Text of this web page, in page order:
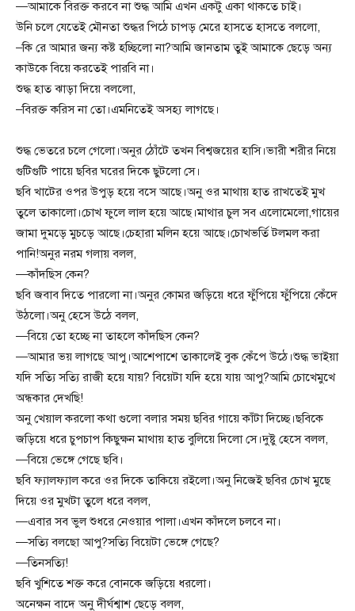
—আমাকে বিরক্ত করবে না শুদ্ধ আমি এখন একটু একা থাকতে চাই।
উনি চলে যেতেই মৌনতা শুদ্ধর পিঠে চাপড় মেরে হাসতে হাসতে বললো,
–কি রে আমার জন্য কষ্ট হচ্ছিলো না?আমি জানতাম তুই আমাকে ছেড়ে অন্য
কাউকে বিয়ে করতেই পারবি না।
শুদ্ধ হাত ঝাড়া দিয়ে বললো,
–বিরক্ত করিস না তো।এমনিতেই অসহ্য লাগছে।
শুদ্ধ ভেতরে চলে গেলো।অনুর ঠোঁটে তখন বিশ্বজয়ের হাসি।ভারী শরীর নিয়ে
গুটিগুটি পায়ে ছবির ঘরের দিকে ছুটলো সে।
ছবি খাটের ওপর উপুড় হয়ে বসে আছে।অনু ওর মাথায় হাত রাখতেই মুখ
তুলে তাকালো।চোখ ফুলে লাল হয়ে আছে।মাথার চুল সব এলোমেলো,গায়ের
জামা দুমড়ে মুচড়ে আছে।চেহারা মলিন হয়ে আছে।চোখভর্তি টলমল করা
পানি!অনুর নরম গলায় বলল,
—কাঁদছিস কেন?
ছবি জবাব দিতে পারলো না।অনুর কোমর জড়িয়ে ধরে ফুঁপিয়ে ফুঁপিয়ে কেঁদে
উঠলো।অনু হেসে উঠে বলল,
—বিয়ে তো হচ্ছে না তাহলে কাঁদছিস কেন?
—আমার ভয় লাগছে আপু।আশেপাশে তাকালেই বুক কেঁপে উঠে।শুদ্ধ ভাইয়া
যদি সত্যি সত্যি রাজী হয়ে যায়? বিয়েটা যদি হয়ে যায় আপু?আমি চোখেমুখে
অন্ধকার দেখছি!
অনু খেয়াল করলো কথা গুলো বলার সময় ছবির গায়ে কাঁটা দিচ্ছে।ছবিকে
জড়িয়ে ধরে চুপচাপ কিছুক্ষন মাথায় হাত বুলিয়ে দিলো সে।দুষ্টু হেসে বলল,
—বিয়ে ভেঙ্গে গেছে ছবি।
ছবি ফ্যালফ্যাল করে ওর দিকে তাকিয়ে রইলো।অনু নিজেই ছবির চোখ মুছে
দিয়ে ওর মুখটা তুলে ধরে বলল,
—এবার সব ভুল শুধরে নেওয়ার পালা।এখন কাঁদলে চলবে না।
—সত্যি বলছো আপু?সত্যি বিয়েটা ভেঙ্গে গেছে?
—তিনসত্যি!
ছবি খুশিতে শক্ত করে বোনকে জড়িয়ে ধরলো।
অনেক্ষন বাদে অনু দীর্ঘশ্বাশ ছেড়ে বলল,